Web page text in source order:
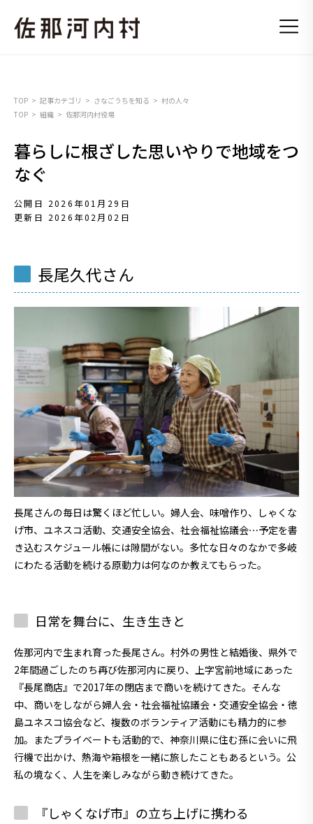
TOP 記事カテゴリ さなごうちを知る
村の人々
TOP
組織 佐那河内村役場
暮らしに根ざした思いやりで地域をつ
なぐ
公開日 2026年01月29日
更新日 2026年02月02日
長尾久代さん
長尾さんの毎日は驚くほど忙しい。婦人会、味噌作り、しゃくな
げ市、ユネスコ活動、交通安全協会、社会福祉協議会⋯予定を書
き込むスケジュール帳には隙間がない。多忙な日々のなかで多岐
にわたる活動を続ける原動力は何なのか教えてもらった。
日常を舞台に、生き生きと
佐那河内で生まれ育った長尾さん。村外の男性と結婚後、県外で
2年間過ごしたのち再び佐那河内に戻り、上字宮前地域にあった
『長尾商店』で2017年の閉店まで商いを続けてきた。そんな
中、商いをしながら婦人会・社会福祉協議会・交通安全協会・徳
島ユネスコ協会など、複数のボランティア活動にも精力的に参
加。またプライベートも活動的で、神奈川県に住む孫に会いに飛
行機で出かけ、熱海や箱根を一緒に旅したこともあるという。公
私の境なく、人生を楽しみながら動き続けてきた。
『しゃくなげ市』の立ち上げに携わる